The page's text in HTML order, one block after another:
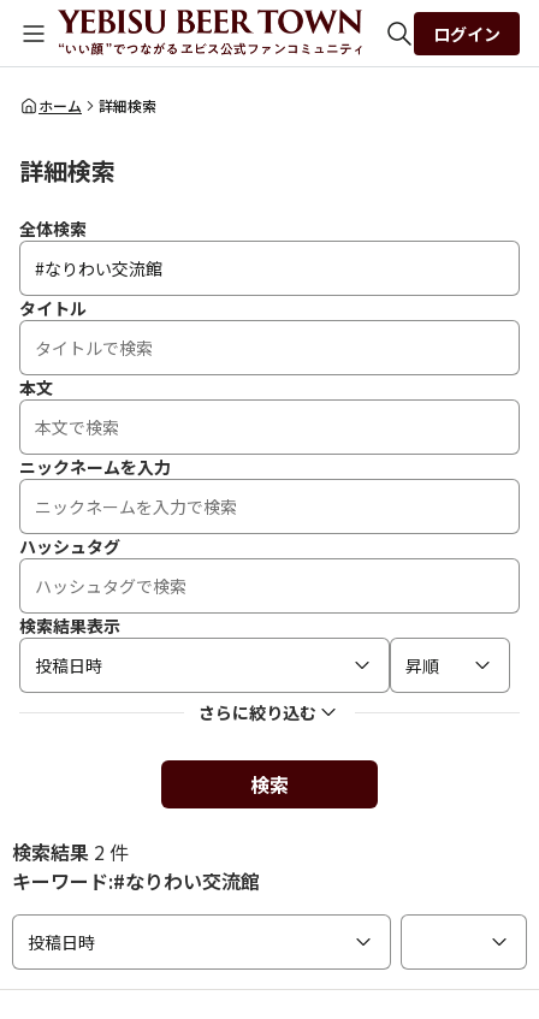
全体検索
ログイン
ホーム 詳細検索
詳細検索
全体検索
タイトル
本文
ニックネームを入力
ハッシュタグ
検索結果表示
投稿日時
昇順
さらに絞り込む
検索
検索結果 2 件
キーワード:#なりわい交流館
投稿日時